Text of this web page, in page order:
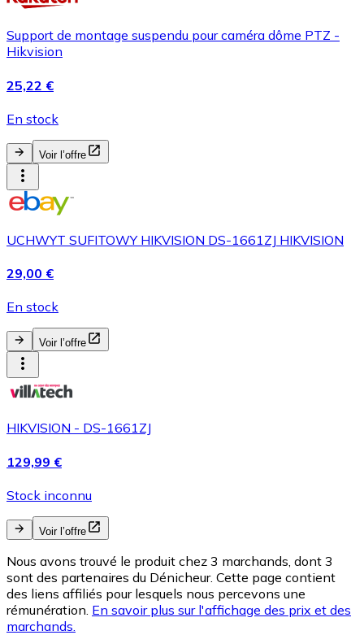
Support de montage suspendu pour caméra dôme PTZ -
Hikvision
25,22 €
En stock
Voir l’offre
UCHWYT SUFITOWY HIKVISION DS-1661ZJ HIKVISION
29,00 €
En stock
Voir l’offre
HIKVISION - DS-1661ZJ
129,99 €
Stock inconnu
Voir l’offre
Nous avons trouvé le produit chez 3 marchands, dont 3
sont des partenaires du Dénicheur. Cette page contient
des liens affiliés pour lesquels nous percevons une
rémunération. En savoir plus sur l'affichage des prix et des
marchands.